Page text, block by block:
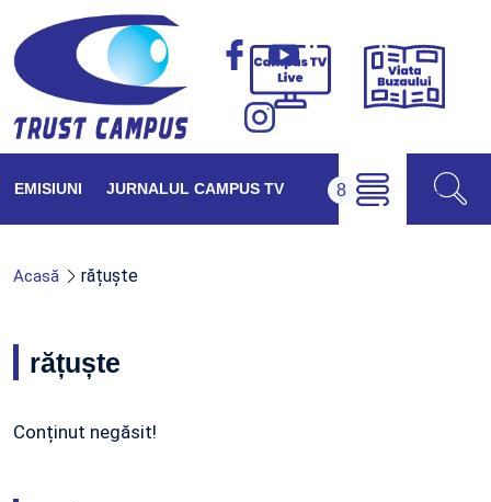
Campus
Viața
EMISIUNI JURNALUL CAMPUS TV
Acasă rățuște
rățuște
Conținut negăsit!